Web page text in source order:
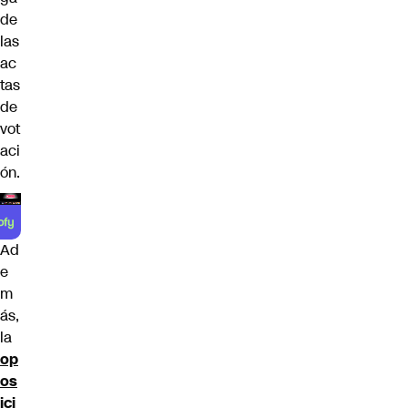
de
las
ac
tas
de
vot
aci
ón.
Ad
e
m
ás,
la
op
os
ici